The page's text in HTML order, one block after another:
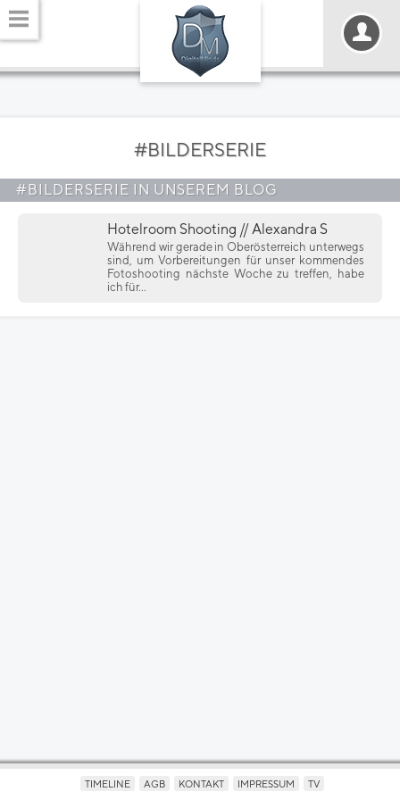
#BILDERSERIE
#BILDERSERIE IN UNSEREM BLOG
Hotelroom Shooting // Alexandra S
Während wir gerade in Oberösterreich unterwegs
sind, um Vorbereitungen für unser kommendes
Fotoshooting nächste Woche zu treffen, habe
ich für...
TIMELINE AGB KONTAKT IMPRESSUM TV